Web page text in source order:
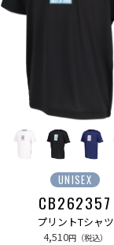
UNISEX
CB262357
プリントTシャツ
4,510円（税込）